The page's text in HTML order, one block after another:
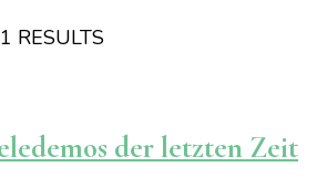
RESULTS
der letzten Zeit